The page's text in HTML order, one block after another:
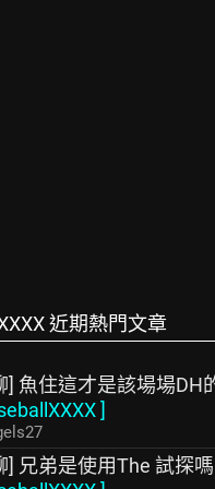
近期熱門文章
] 魚住這才是該場場DH
]
] 兄弟是使用The 試探嗎